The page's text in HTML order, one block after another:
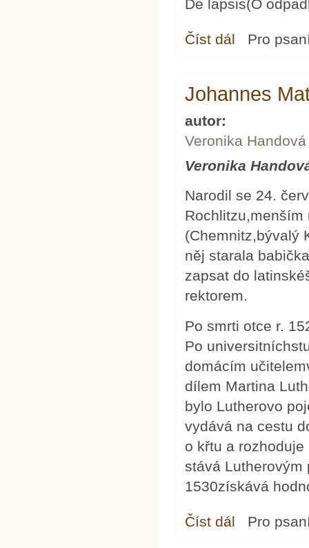
De lapsis(O
Číst dál Svatý Cyprian –
Pro
Johannes
autor:
Veronika Handová
Veronika
Narodil se 24.
Rochlitzu,menším
(Chemnitz,bývalý
něj starala
zapsat do
rektorem.
Po smrti otce r.
Po
domácím
dílem Martina
bylo Lutherovo
vydává na cestu
o křtu a
stává Lutherovým
1530získává
Číst dál Johannes
Pro